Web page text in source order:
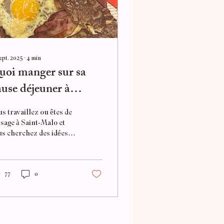
2025 ∙ 4 min
manger sur sa
déjeuner à
Malo ?
travaillez ou êtes de
à Saint-Malo et
cherchez des idées
je vous partage
entre
77 0